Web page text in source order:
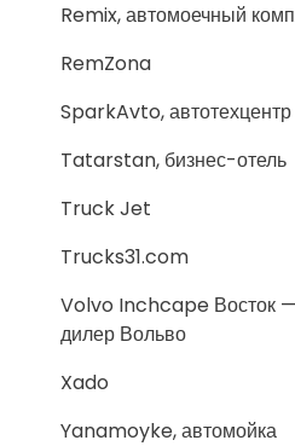
Remix, автомоечный
RemZona
SparkAvto, автотехцентр
Tatarstan, бизнес-отель
Truck Jet
Trucks31.com
Volvo Inchcape Восток
дилер Вольво
Xado
Yanamoyke, автомойка